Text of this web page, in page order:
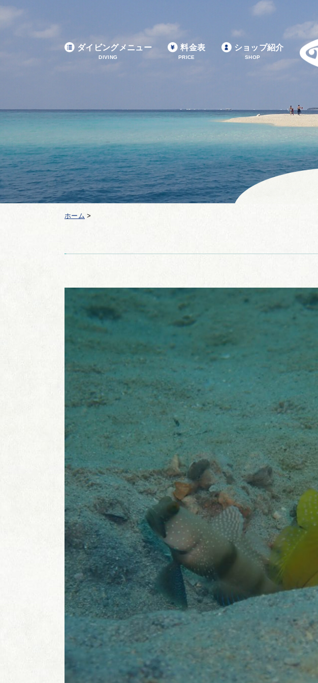
ダイビングメニュー
DIVING
料金表
PRICE
ショップ紹介
SHOP
ホーム >